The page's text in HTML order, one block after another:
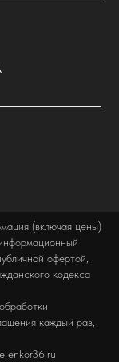
(включая цены)
офертой,
кодекса
каждый раз,
enkor36.ru